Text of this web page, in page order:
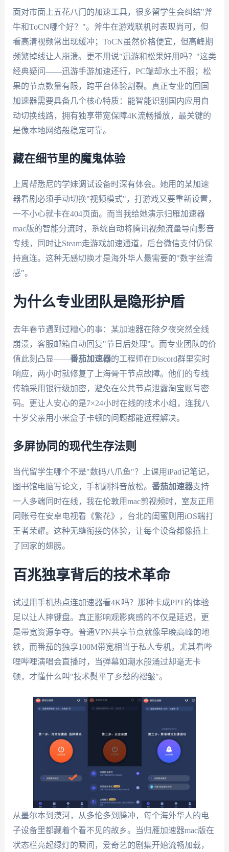
面对市面上五花八门的加速工具，很多留学生会纠结"斧
牛和ToCN哪个好？"。斧牛在游戏联机时表现尚可，但
看高清视频常出现缓冲；ToCN虽然价格便宜，但高峰期
频繁掉线让人崩溃。更不用说"迅游和松果好用吗？"这类
经典疑问——迅游手游加速还行，PC端却水土不服；松
果的节点数量有限，跨平台体验割裂。真正专业的回国
加速器需要具备几个核心特质：能智能识别国内应用自
动切换线路，拥有独享带宽保障4K流畅播放，最关键的
是像本地网络般稳定可靠。
藏在细节里的魔鬼体验
上周帮悉尼的学妹调试设备时深有体会。她用的某加速
器看剧必须手动切换"视频模式"，打游戏又要重新设置，
一不小心就卡在404页面。而当我给她演示归雁加速器
mac版的智能分流时，系统自动将腾讯视频流量导向影音
专线，同时让Steam走游戏加速通道，后台微信支付仍保
持直连。这种无感切换才是海外华人最需要的"数字丝滑
感"。
为什么专业团队是隐形护盾
去年春节遇到过糟心的事：某加速器在除夕夜突然全线
崩溃，客服邮箱自动回复"节日后处理"。而专业团队的价
值此刻凸显——番茄加速器的工程师在Discord群里实时
响应，两小时就修复了上海骨干节点故障。他们的专线
传输采用银行级加密，避免在公共节点泄露淘宝账号密
码。更让人安心的是7×24小时在线的技术小组，连我八
十岁父亲用小米盒子卡顿的问题都能远程解决。
多屏协同的现代生存法则
当代留学生哪个不是"数码八爪鱼"？上课用iPad记笔记，
图书馆电脑写论文，手机刷抖音放松。 番茄加速器支持
一人多端同时在线，我在伦敦用mac剪视频时，室友正用
同账号在安卓电视看《繁花》，台北的闺蜜则用iOS端打
王者荣耀。这种无缝衔接的体验，让每个设备都像插上
了回家的翅膀。
百兆独享背后的技术革命
试过用手机热点连加速器看4K吗？那种卡成PPT的体验
足以让人摔键盘。真正影响观影爽感的不仅是延迟，更
是带宽资源争夺。普通VPN共享节点就像早晚高峰的地
铁，而番茄的独享100M带宽相当于私人专机。尤其看哔
哩哔哩演唱会直播时，当弹幕如潮水般涌过却毫无卡
顿，才懂什么叫"技术熨平了乡愁的褶皱"。
从墨尔本到漠河，从多伦多到腾冲，每个海外华人的电
子设备里都藏着个看不见的故乡。当归雁加速器mac版在
状态栏亮起绿灯的瞬间，爱奇艺的剧集开始流畅加载，